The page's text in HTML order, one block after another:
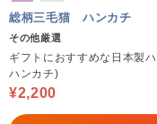
総柄三毛猫 ハンカチ
その他厳選
ギフトにおすすめな日本製
ハンカチ)
¥2,200